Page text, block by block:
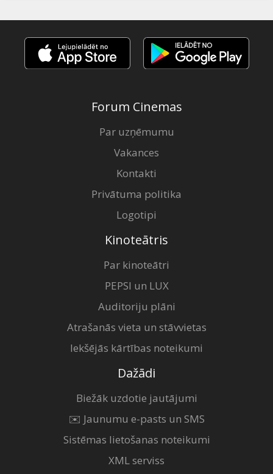
B2B
Kino
Klubs
Forum Cinemas
Par uzņēmumu
Vakances
Kontakti
Privātuma politika
Logotipi
Kinoteātris
Par kinoteātri
PEPSI un LUX
Auditoriju plāni
Atrašanās vieta un stāvvietas
Iekšējās kārtības noteikumi
Dažādi
Biežāk uzdotie jautājumi
✉️ Jaunumu e-pasts un SMS
Sistēmas lietošanas noteikumi
XML serviss